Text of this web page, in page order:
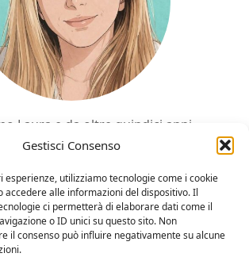
Gestisci Consenso
esperienze, utilizziamo tecnologie come i cookie
accedere alle informazioni del dispositivo. Il
ci permetterà di elaborare dati come il
o ID unici su questo sito. Non
il consenso può influire negativamente su alcune
Laura e da oltre quindici anni
un posto speciale nella mia vita.
condivido ciò che ho imparato
viaggi, le informazioni che avrei
prima di partire e le storie che
a farmi sognare la Scozia.